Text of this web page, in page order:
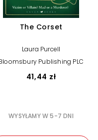
The Corset
Laura Purcell
Publishing PLC
41,44 zł
WYSYŁAMY W 5-7 DNI